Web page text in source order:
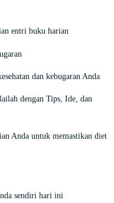
entri buku harian
dan kebugaran Anda
dengan Tips, Ide, dan
Anda untuk memastikan diet
sendiri hari ini